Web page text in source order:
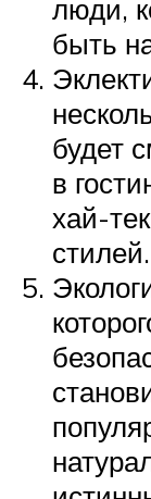
люди,
быть
будет
в
хай-
стилей.